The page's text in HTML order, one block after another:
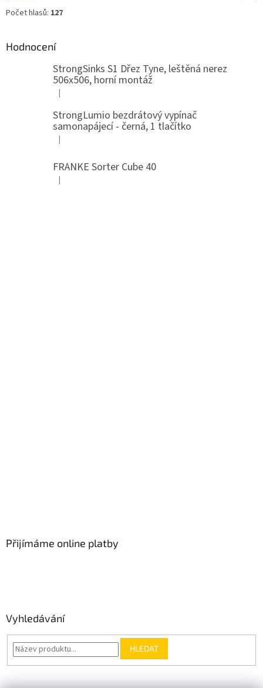
Počet hlasů: 127
Hodnocení
StrongSinks S1 Dřez Tyne, leštěná nerez
506x506, horní montáž
Hodnocení produktu je 5 z 5 hvězdiček.
|
StrongLumio bezdrátový vypínač
samonapájecí - černá, 1 tlačítko
Hodnocení produktu je 4 z 5 hvězdiček.
|
FRANKE Sorter Cube 40
Hodnocení produktu je 3 z 5 hvězdiček.
|
Přijímáme online platby
Vyhledávání
HLEDAT